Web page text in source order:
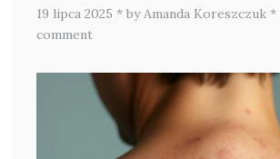
19 lipca 2025 * by Amanda Koreszczuk *
comment